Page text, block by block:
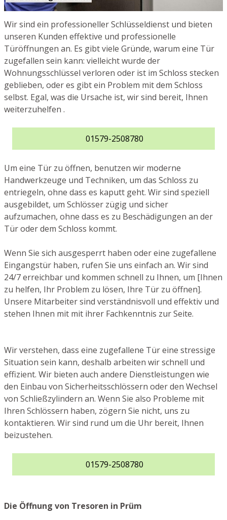
Wir sind ein professioneller Schlüsseldienst und bieten
unseren Kunden effektive und professionelle
Türöffnungen an. Es gibt viele Gründe, warum eine Tür
zugefallen sein kann: vielleicht wurde der
Wohnungsschlüssel verloren oder ist im Schloss stecken
geblieben, oder es gibt ein Problem mit dem Schloss
selbst. Egal, was die Ursache ist, wir sind bereit, Ihnen
weiterzuhelfen .
01579-2508780
Um eine Tür zu öffnen, benutzen wir moderne
Handwerkzeuge und Techniken, um das Schloss zu
entriegeln, ohne dass es kaputt geht. Wir sind speziell
ausgebildet, um Schlösser zügig und sicher
aufzumachen, ohne dass es zu Beschädigungen an der
Tür oder dem Schloss kommt.
Wenn Sie sich ausgesperrt haben oder eine zugefallene
Eingangstür haben, rufen Sie uns einfach an. Wir sind
24/7 erreichbar und kommen schnell zu Ihnen, um [Ihnen
zu helfen, Ihr Problem zu lösen, Ihre Tür zu öffnen].
Unsere Mitarbeiter sind verständnisvoll und effektiv und
stehen Ihnen mit mit ihrer Fachkenntnis zur Seite.
Wir verstehen, dass eine zugefallene Tür eine stressige
Situation sein kann, deshalb arbeiten wir schnell und
effizient. Wir bieten auch andere Dienstleistungen wie
den Einbau von Sicherheitsschlössern oder den Wechsel
von Schließzylindern an. Wenn Sie also Probleme mit
Ihren Schlössern haben, zögern Sie nicht, uns zu
kontaktieren. Wir sind rund um die Uhr bereit, Ihnen
beizustehen.
01579-2508780
Die Öffnung von Tresoren in Prüm